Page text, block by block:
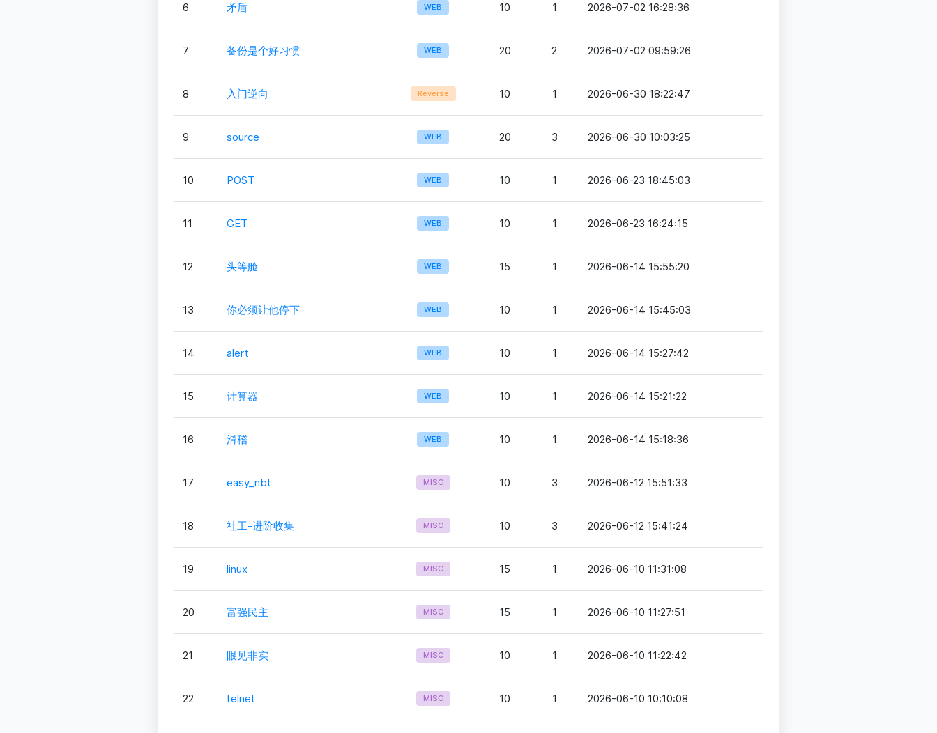
6 矛盾 WEB 10 1 2026-07-02 16:28:36
7 备份是个好习惯 WEB 20 2 2026-07-02 09:59:26
8 入门逆向 Reverse 10 1 2026-06-30 18:22:47
9 source WEB 20 3 2026-06-30 10:03:25
10 POST WEB 10 1 2026-06-23 18:45:03
11 GET WEB 10 1 2026-06-23 16:24:15
12 头等舱 WEB 15 1 2026-06-14 15:55:20
13 你必须让他停下 WEB 10 1 2026-06-14 15:45:03
14 alert WEB 10 1 2026-06-14 15:27:42
15 计算器 WEB 10 1 2026-06-14 15:21:22
16 滑稽 WEB 10 1 2026-06-14 15:18:36
17 easy_nbt MISC 10 3 2026-06-12 15:51:33
18 社工-进阶收集 MISC 10 3 2026-06-12 15:41:24
19 linux MISC 15 1 2026-06-10 11:31:08
20 富强民主 MISC 15 1 2026-06-10 11:27:51
21 眼见非实 MISC 10 1 2026-06-10 11:22:42
22 telnet MISC 10 1 2026-06-10 10:10:08